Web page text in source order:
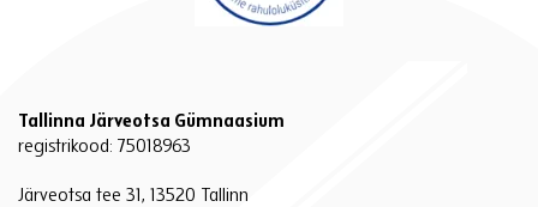
Tallinna Järveotsa Gümnaasium
registrikood: 75018963
Järveotsa tee 31, 13520 Tallinn